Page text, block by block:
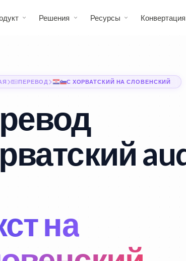
Решения Ресурсы
ПЕРЕВОД С ХОРВАТСКИЙ НА СЛОВЕНСКИЙ
на